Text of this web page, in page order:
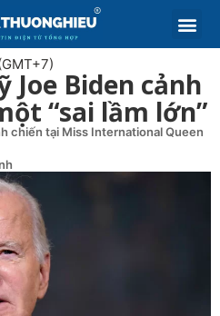
Joe Biden cảnh
“sai lầm lớn”
chiến tại Miss International Queen